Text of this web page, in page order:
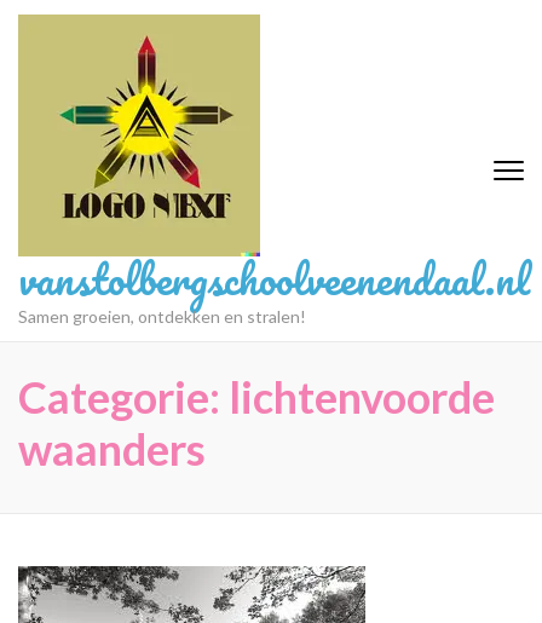
Ga
vanstolbergschoolveenendaal.nl
Samen groeien, ontdekken en stralen!
Categorie: lichtenvoorde
waanders